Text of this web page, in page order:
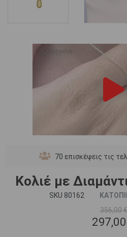
70 επισκέψεις τις
Κολιέ με
SKU 80162
356,00 €